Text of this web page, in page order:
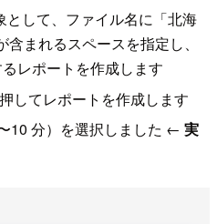
として、ファイル名に「北海
まれるスペースを指定し、
レポートを作成します
してレポートを作成します
〜10 分）を選択しました ←実